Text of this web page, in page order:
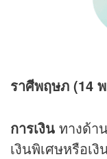
ราศีพฤษภ (14
การเงิน ทางด้า
เงินพิเศษหรือเ